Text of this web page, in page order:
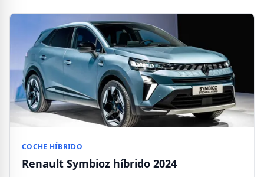
COCHE HÍBRIDO
Renault Symbioz híbrido 2024